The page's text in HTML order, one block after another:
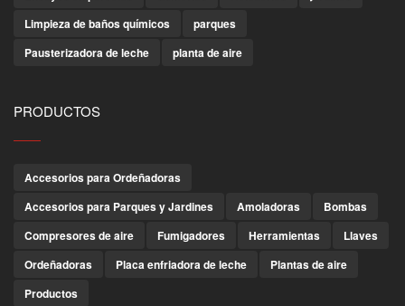
Limpieza de baños químicos
parques
Pausterizadora de leche
planta de aire
PRODUCTOS
Accesorios para Ordeñadoras
Accesorios para Parques y Jardines
Amoladoras
Bombas
Compresores de aire
Fumigadores Herramientas
Llaves
Ordeñadoras
Placa enfriadora de leche
Plantas de aire
Productos